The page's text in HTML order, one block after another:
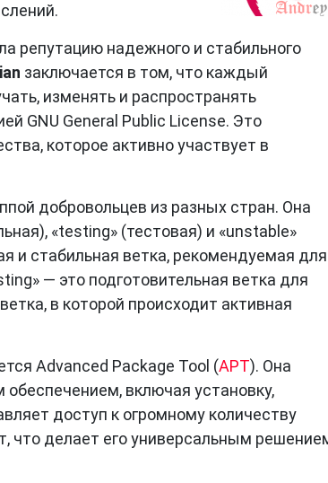
репутацию надежного и стабильного
заключается в том, что каждый
изменять и распространять
GNU General Public License. Это
которое активно участвует в
добровольцев из разных стран. Она
«testing» (тестовая) и «unstable»
и стабильная ветка, рекомендуемая для
— это подготовительная ветка для
в которой происходит активная
Advanced Package Tool (APT). Она
включая установку,
доступ к огромному количеству
что делает его универсальным